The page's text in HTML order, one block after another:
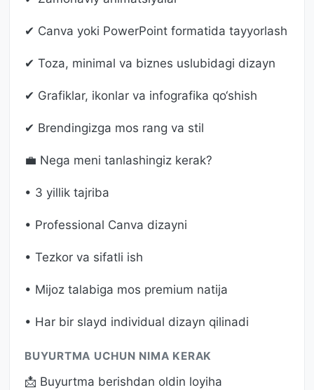
✔ Canva yoki PowerPoint formatida tayyorlash
✔ Toza, minimal va biznes uslubidagi dizayn
✔ Grafiklar, ikonlar va infografika qo‘shish
✔ Brendingizga mos rang va stil
💼 Nega meni tanlashingiz kerak?
• 3 yillik tajriba
• Professional Canva dizayni
• Tezkor va sifatli ish
• Mijoz talabiga mos premium natija
• Har bir slayd individual dizayn qilinadi
BUYURTMA UCHUN NIMA KERAK
📩 Buyurtma berishdan oldin loyiha